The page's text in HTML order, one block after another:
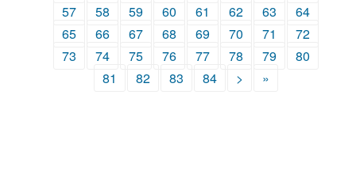
57
58 59 60 61 62 63
64
65
66 67 68 69 70 71
72
73
74 75 76 77 78 79
80
81
82 83 84 > »